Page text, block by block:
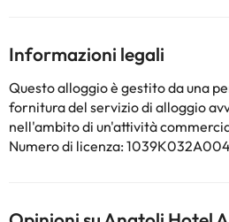
entrare in contatto con l'ambiente
ocra e arredi in legno. Questo
strutture e servizi eccellenti, in grado
dei viaggiatori più esigenti.
Alcuni dei servizi elencati possono
base alle esigenze. Queste
Informazioni legali
Questo alloggio è gestito da una
fornitura del servizio di alloggio
nell'ambito di un'attività
Numero di licenza: